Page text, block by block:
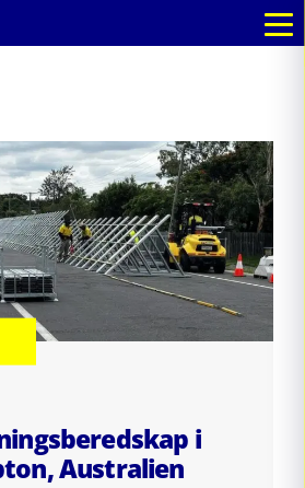
i
Australien